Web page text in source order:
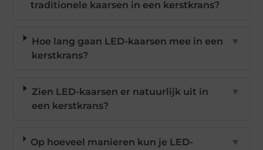
traditionele kaarsen in een kerstkrans?
Hoe lang gaan LED-kaarsen mee in een
kerstkrans?
▼
Zien LED-kaarsen er natuurlijk uit in
een kerstkrans?
▼
Op hoeveel manieren kun je LED-
▼